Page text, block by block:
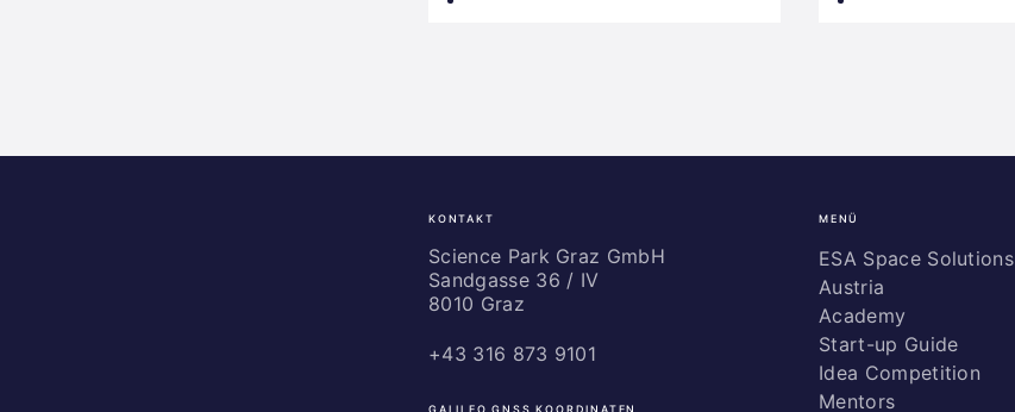
KONTAKT
Science Park Graz GmbH
Sandgasse 36 / IV
8010 Graz
+43 316 873 9101
GALILEO GNSS KOORDINATEN
MENÜ
ESA Space Solutions
Austria
Academy
Start-up Guide
Idea Competition
Mentors